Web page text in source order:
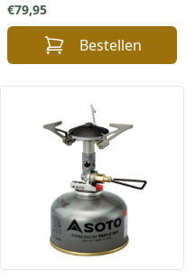
€79,95
Bestellen